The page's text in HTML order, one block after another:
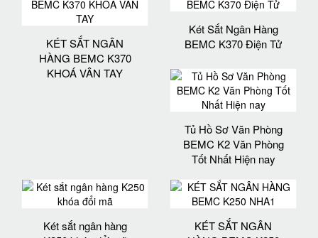
KÉT SẮT NGÂN
HÀNG BEMC K370
KHOÁ VÂN TAY
Két Sắt Ngân Hàng
BEMC K370 Điện Tử
Tủ Hồ Sơ Văn Phòng
BEMC K2 Văn Phòng
Tốt Nhất Hiện nay
Két sắt ngân hàng
KÉT SẮT NGÂN